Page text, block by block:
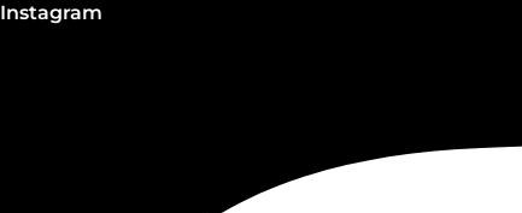
Instagram